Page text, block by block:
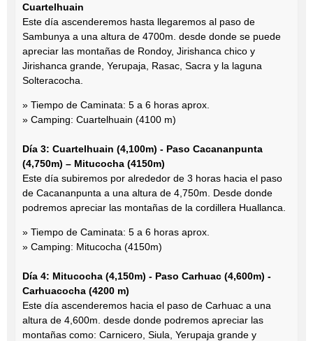
Cuartelhuain
Este día ascenderemos hasta llegaremos al paso de
Sambunya a una altura de 4700m. desde donde se puede
apreciar las montañas de Rondoy, Jirishanca chico y
Jirishanca grande, Yerupaja, Rasac, Sacra y la laguna
Solteracocha.
» Tiempo de Caminata: 5 a 6 horas aprox.
» Camping: Cuartelhuain (4100 m)
Día 3: Cuartelhuain (4,100m) - Paso Cacananpunta
(4,750m) – Mitucocha (4150m)
Este día subiremos por alrededor de 3 horas hacia el paso
de Cacananpunta a una altura de 4,750m. Desde donde
podremos apreciar las montañas de la cordillera Huallanca.
» Tiempo de Caminata: 5 a 6 horas aprox.
» Camping: Mitucocha (4150m)
Día 4: Mitucocha (4,150m) - Paso Carhuac (4,600m) -
Carhuacocha (4200 m)
Este día ascenderemos hacia el paso de Carhuac a una
altura de 4,600m. desde donde podremos apreciar las
montañas como: Carnicero, Siula, Yerupaja grande y